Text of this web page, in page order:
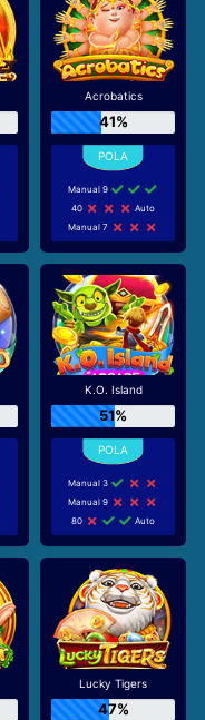
Acrobatics
41%
Manual 9
40
Auto
Manual 7
K.O. Island
51%
Manual 3
Manual 9
80
Auto
Lucky Tigers
47%